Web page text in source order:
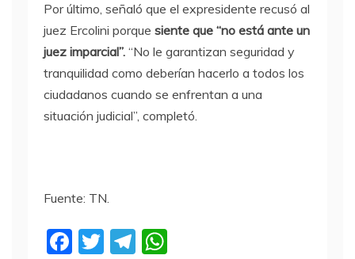
Por último, señaló que el expresidente recusó al
juez Ercolini porque siente que “no está ante un
juez imparcial”. “No le garantizan seguridad y
tranquilidad como deberían hacerlo a todos los
ciudadanos cuando se enfrentan a una
situación judicial”, completó.
Fuente: TN.
F
T
T